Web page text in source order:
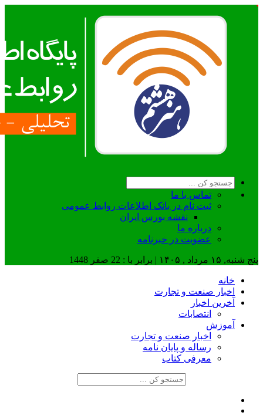
تماس با ما
ثبت نام در بانک اطلاعات روابط عمومی
نقشه بورس ایران
درباره ما
عضويت در خبرنامه
پنج شنبه, ۱۵ مرداد , ۱۴۰۵ | برابر با : 22 صفر 1448
خانه
اخبار صنعت و تجارت
آخرین اخبار
انتصابات
آموزش
اخبار صنعت و تجارت
رساله و پایان نامه
معرفی کتاب